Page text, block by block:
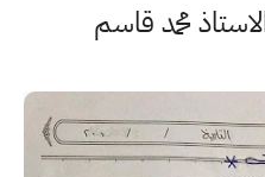
محمد قاسم